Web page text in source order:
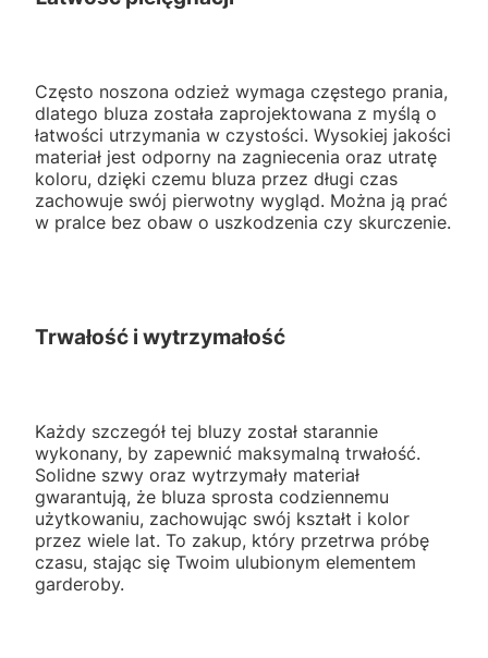
Często noszona odzież wymaga częstego prania,
dlatego bluza została zaprojektowana z myślą o
łatwości utrzymania w czystości. Wysokiej jakości
materiał jest odporny na zagniecenia oraz utratę
koloru, dzięki czemu bluza przez długi czas
zachowuje swój pierwotny wygląd. Można ją prać
w pralce bez obaw o uszkodzenia czy skurczenie.
Trwałość i wytrzymałość
Każdy szczegół tej bluzy został starannie
wykonany, by zapewnić maksymalną trwałość.
Solidne szwy oraz wytrzymały materiał
gwarantują, że bluza sprosta codziennemu
użytkowaniu, zachowując swój kształt i kolor
przez wiele lat. To zakup, który przetrwa próbę
czasu, stając się Twoim ulubionym elementem
garderoby.